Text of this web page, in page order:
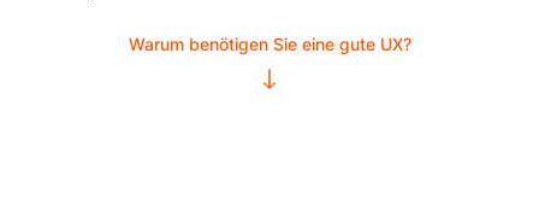
Warum benötigen Sie eine gute UX?